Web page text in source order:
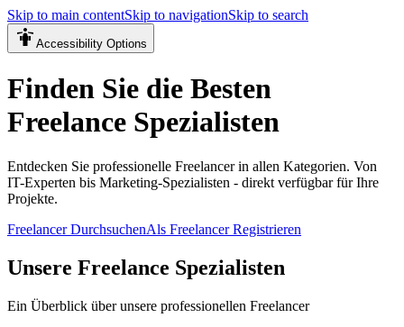
Skip to main contentSkip to navigationSkip to search
Accessibility Options
Finden Sie die Besten
Freelance Spezialisten
Entdecken Sie professionelle Freelancer in allen Kategorien. Von
IT-Experten bis Marketing-Spezialisten - direkt verfügbar für Ihre
Projekte.
Freelancer DurchsuchenAls Freelancer Registrieren
Unsere Freelance Spezialisten
Ein Überblick über unsere professionellen Freelancer